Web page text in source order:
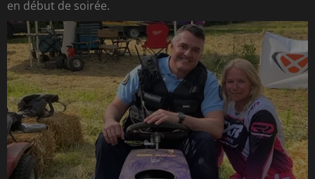
en début de soirée.